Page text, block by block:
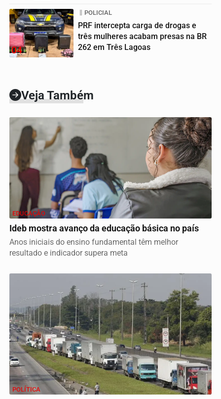
04
POLICIAL
PRF intercepta carga de drogas e
três mulheres acabam presas na BR
262 em Três Lagoas
Veja Também
EDUCAÇÃO
Ideb mostra avanço da educação básica no país
Anos iniciais do ensino fundamental têm melhor
resultado e indicador supera meta
POLÍTICA